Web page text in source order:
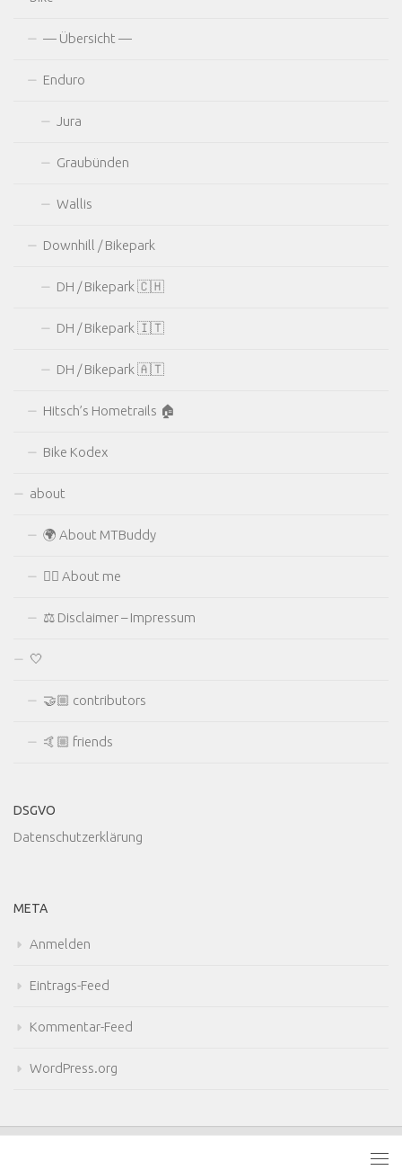
— Übersicht —
Enduro
Jura
Graubünden
Wallis
Downhill / Bikepark
DH / Bikepark 🇨🇭
DH / Bikepark 🇮🇹
DH / Bikepark 🇦🇹
Hitsch’s Hometrails 🏠
Bike Kodex
about
🌍 About MTBuddy
🙋‍♂️ About me
⚖ Disclaimer – Impressum
🤍
🤝🏼 contributors
🤙🏼 friends
DSGVO
Datenschutzerklärung
META
Anmelden
Eintrags-Feed
Kommentar-Feed
WordPress.org